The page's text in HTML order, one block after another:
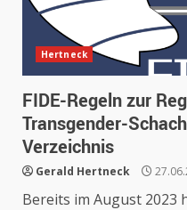
Hertneck
FIDE-Regeln zur
Transgender-
Verzeichnis
Gerald Hertneck
Bereits im August 2023